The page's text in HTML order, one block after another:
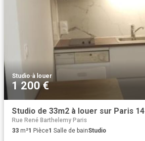
Studio·à louer
1 200 €
Studio de 33m2 à louer sur Paris 14
Rue René Barthelemy Paris
33 m²1 Pièce1 Salle de bainStudio